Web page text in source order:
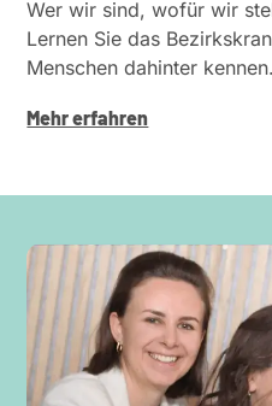
Wer wir sind, wofür wir
Lernen Sie das
Menschen dahinter kennen.
Mehr erfahren